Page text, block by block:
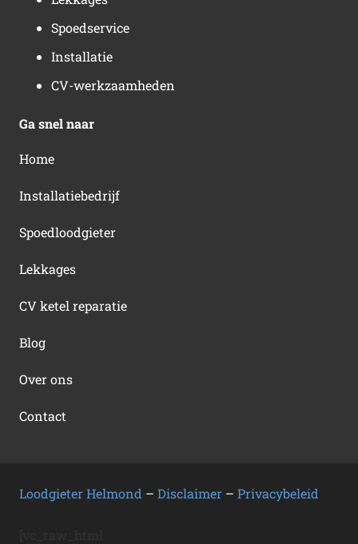
Spoedservice
Installatie
CV-werkzaamheden
Ga snel naar
Home
Installatiebedrijf
Spoedloodgieter
Lekkages
CV ketel reparatie
Blog
Over ons
Contact
Loodgieter Helmond – Disclaimer – Privacybeleid